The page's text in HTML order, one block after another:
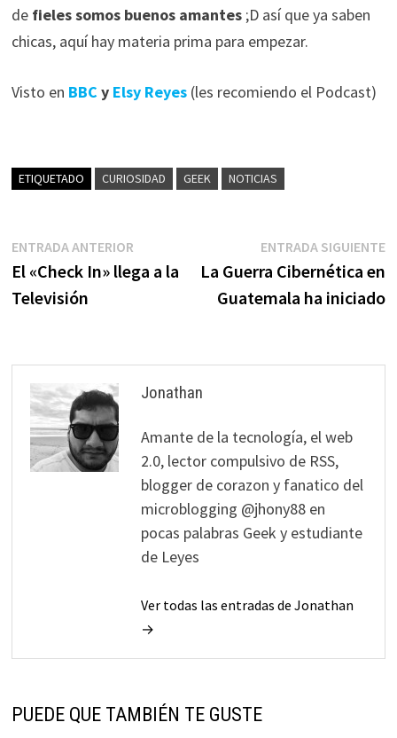
de fieles somos buenos amantes;D así que ya saben
chicas, aquí hay materia prima para empezar.
Visto en BBC y Elsy Reyes(les recomiendo el Podcast)
ETIQUETADO CURIOSIDAD GEEK NOTICIAS
Navegación
de
ENTRADA ANTERIOREntrada
anterior:
El «Check In» llega a la
Televisión
ENTRADA SIGUIENTE
La Guerra Cibernética en
Guatemala ha iniciado
Jonathan
Amante de la tecnología, el web
2.0, lector compulsivo de RSS,
blogger de corazon y fanatico del
microblogging @jhony88 en
pocas palabras Geek y estudiante
de Leyes
Ver todas las entradas de Jonathan
→
PUEDE QUE TAMBIÉN TE GUSTE